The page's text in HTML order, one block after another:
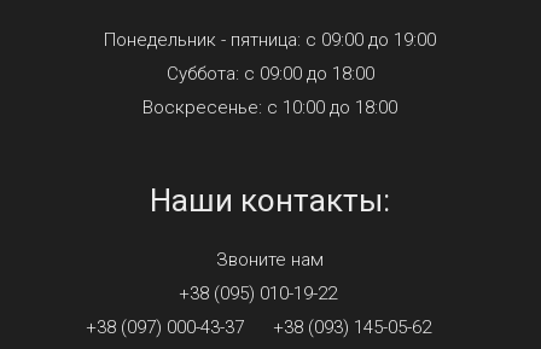
Понедельник - пятница: с 09:00 до 19:00
Суббота: с 09:00 до 18:00
Воскресенье: с 10:00 до 18:00
Наши контакты:
Звоните нам
+38 (095) 010-19-22
+38 (097) 000-43-37
+38 (093) 145-05-62